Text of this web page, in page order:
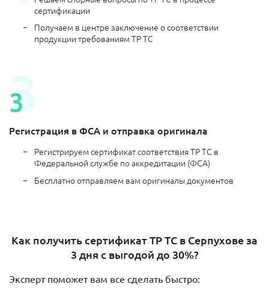
сертификации
Получаем в центре заключение о соответствии
продукции требованиям ТР ТС
Регистрация в ФСА и отправка оригинала
Регистрируем сертификат соответствия ТР ТС в
Федеральной службе по аккредитации (ФСА)
Бесплатно отправляем вам оригиналы документов
Как получить сертификат ТР ТС в Серпухове за
3 дня с выгодой до 30%?
Эксперт поможет вам все сделать быстро: